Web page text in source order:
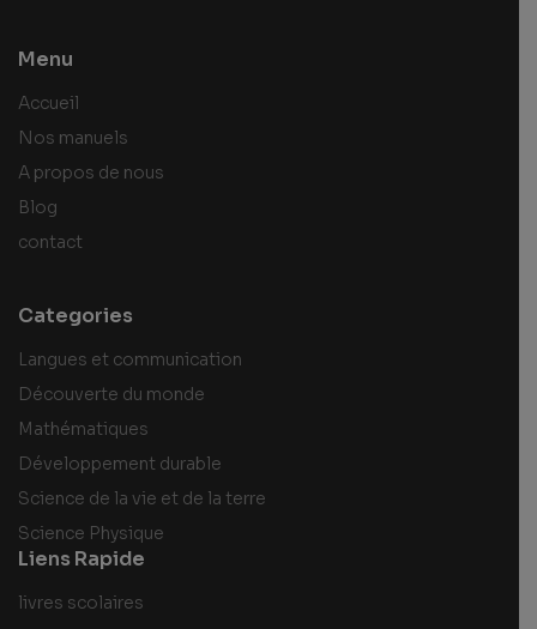
Menu
Accueil
Nos manuels
A propos de nous
Blog
contact
Categories
Langues et communication
Découverte du monde
Mathématiques
Développement durable
Science de la vie et de la terre
Science Physique
Liens Rapide
livres scolaires